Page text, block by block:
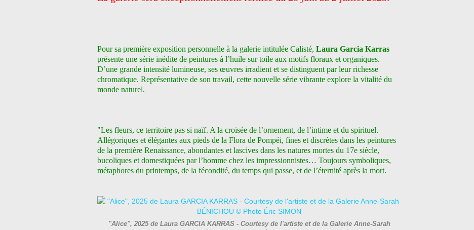
Pour sa première exposition personnelle à la galerie intitulée Calisté, Laura Garcia Karras
présente une série inédite de peintures à l’huile sur toile aux motifs floraux et organiques.
D’une grande intensité lumineuse, ses œuvres irradient et se distinguent par leur richesse
chromatique. Représentative de son travail, cette nouvelle série vibrante explore la vitalité du
monde naturel.
"Les fleurs, ce territoire pas si naïf. A la croisée de l’ornement, de l’intime et du spirituel.
Allégoriques et élégantes aux pieds de la Flora de Pompéi, fines et discrètes dans les peintures
de la première Renaissance, abondantes et lascives dans les natures mortes du 17e siècle,
bucoliques et domestiquées par l’homme chez les impressionnistes… Toujours symboliques,
métaphores du printemps, de la fécondité, du temps qui passe, et de l’éternité après la mort.
"Alice", 2025 de Laura GARCIA KARRAS - Courtesy de l'artiste et de la Galerie Anne-Sarah